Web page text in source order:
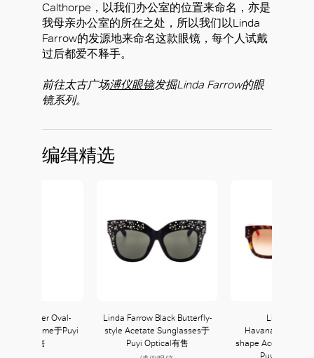
Calthorpe，以我们办公室的位置来命名，亦是
我母亲办公室的所在之处，所以我们以Linda
Farrow的发源地来命名这款眼镜，每个人试戴
过后都爱不释手。
前往太古广场溥仪眼镜发掘Linda Farrow的眼
镜系列。
编缉精选
Silver Oval-
Frame于Puyi
Optical有售
Linda Farrow Black Butterfly-
style Acetate Sunglasses于
Puyi Optical有售
Linda
Havana/Orange
shape Acetate
Puyi Optical